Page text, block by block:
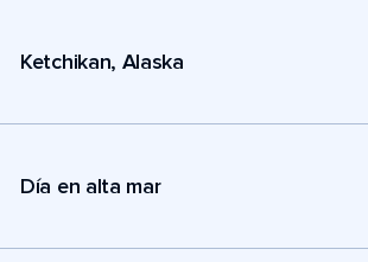
Ketchikan, Alaska
Día en alta mar